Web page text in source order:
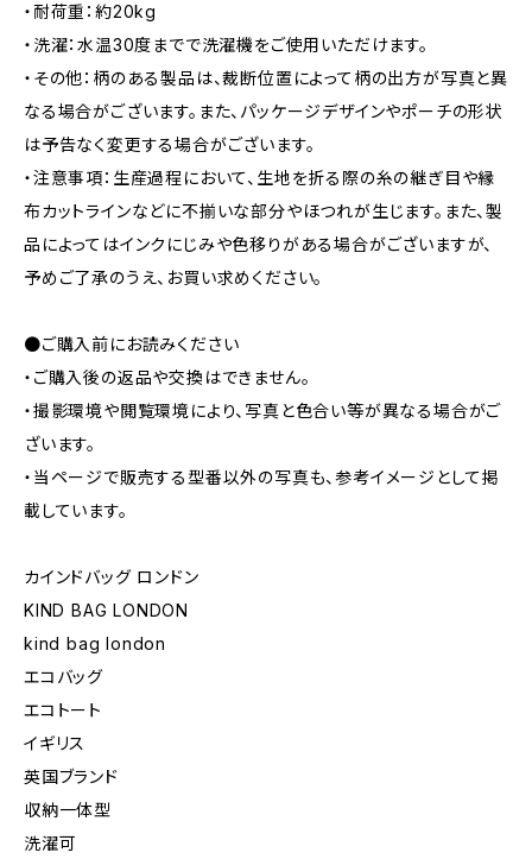
・耐荷重：約20kg
・洗濯：水温30度までで洗濯機をご使用いただけます。
・その他：柄のある製品は、裁断位置によって柄の出方が写真と異
なる場合がございます。また、パッケージデザインやポーチの形状
は予告なく変更する場合がございます。
・注意事項：生産過程において、生地を折る際の糸の継ぎ目や縁
布カットラインなどに不揃いな部分やほつれが生じます。また、製
品によってはインクにじみや色移りがある場合がございますが、
予めご了承のうえ、お買い求めください。
●ご購入前にお読みください
・ご購入後の返品や交換はできません。
・撮影環境や閲覧環境により、写真と色合い等が異なる場合がご
ざいます。
・当ページで販売する型番以外の写真も、参考イメージとして掲
載しています。
カインドバッグ ロンドン
KIND BAG LONDON
kind bag london
エコバッグ
エコトート
イギリス
英国ブランド
収納一体型
洗濯可